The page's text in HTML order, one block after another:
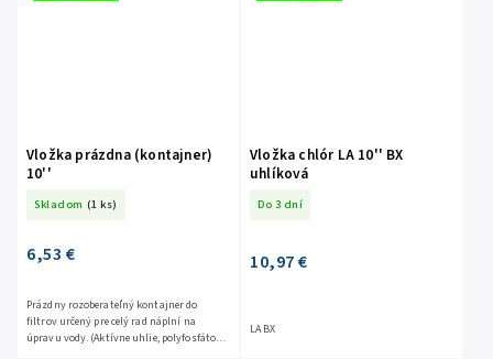
Vložka prázdna (kontajner)
10''
Skladom (1 ks)
6,53 €
Prázdny rozoberateľný kontajner do
filtrov určený pre celý rad náplní na
úpravu vody. (Aktívne uhlie, polyfosfátové
Vložka chlór LA 10'' BX
uhlíková
Do 3 dní
10,97 €
LA BX